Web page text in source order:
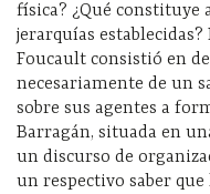
física? ¿Qué constituye
jerarquías
Foucault consistió en
necesariamente de un
sobre sus agentes a
Barragán, situada en
un discurso de
un respectivo saber